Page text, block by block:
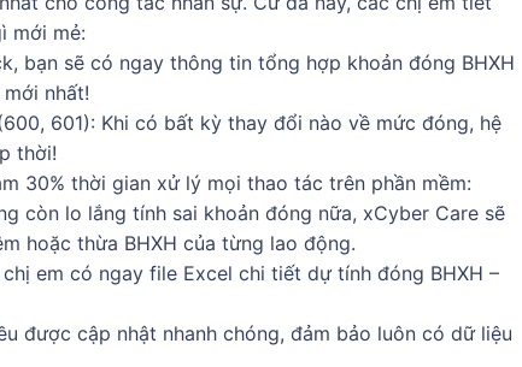
mới mẻ:
bạn sẽ có ngay thông tin tổng hợp khoản đóng BHXH
nhất!
601): Khi có bất kỳ thay đổi nào về mức đóng, hệ
thời!
30% thời gian xử lý mọi thao tác trên phần mềm:
còn lo lắng tính sai khoản đóng nữa, xCyber Care sẽ
hoặc thừa BHXH của từng lao động.
em có ngay file Excel chi tiết dự tính đóng BHXH –
được cập nhật nhanh chóng, đảm bảo luôn có dữ liệu